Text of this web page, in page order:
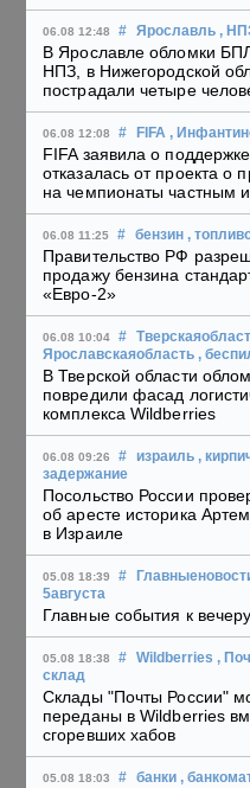
06.08 12:48 # Ярославль ,
В Ярославле обломки
НПЗ, в Нижегородской
пострадали четыре
06.08 12:08 # FIFA ,
FIFA заявила о
отказалась от проекта о
на чемпионаты частным
06.08 11:25 # бензин ,
Правительство РФ
продажу бензина
«Евро-2»
06.08 10:04 #
Ярославскаяобласть ,
В Тверской области
повредили фасад
комплекса Wildberries
06.08 09:26 # израиль ,
задержание
Посольство России
об аресте историка
в Израиле
05.08 18:39 #
5августа
Главные события к
05.08 18:38 # Wildberries ,
склад
Склады "Почты России"
переданы в Wildberries
сгоревших хабов
05.08 18:03 # банки ,